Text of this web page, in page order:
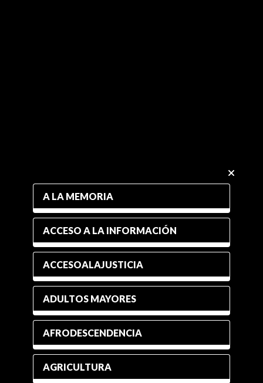
A LA MEMORIA
ACCESO A LA INFORMACIÓN
ACCESOALAJUSTICIA
ADULTOS MAYORES
AFRODESCENDENCIA
AGRICULTURA